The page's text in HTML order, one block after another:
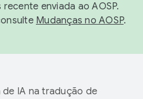
enviada ao AOSP.
Mudanças no AOSP.
IA na tradução de